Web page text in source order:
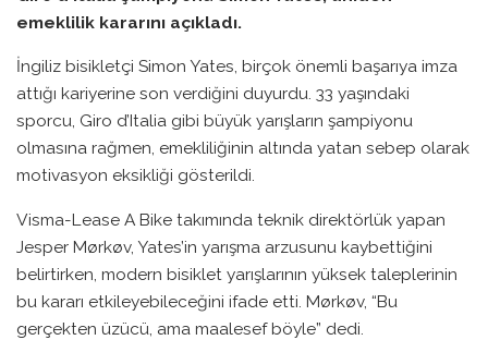
emeklilik kararını açıkladı.
İngiliz bisikletçi Simon Yates, birçok önemli başarıya imza
attığı kariyerine son verdiğini duyurdu. 33 yaşındaki
sporcu, Giro d’Italia gibi büyük yarışların şampiyonu
olmasına rağmen, emekliliğinin altında yatan sebep olarak
motivasyon eksikliği gösterildi.
Visma-Lease A Bike takımında teknik direktörlük yapan
Jesper Mørkøv, Yates’in yarışma arzusunu kaybettiğini
belirtirken, modern bisiklet yarışlarının yüksek taleplerinin
bu kararı etkileyebileceğini ifade etti. Mørkøv, “Bu
gerçekten üzücü, ama maalesef böyle” dedi.